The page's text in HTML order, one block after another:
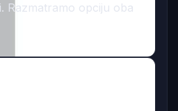
Razmatramo opciju oba